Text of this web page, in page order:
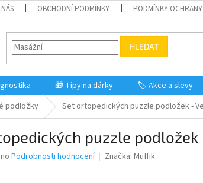
OBCHODNÍ PODMÍNKY PODMÍNKY OCHRANY
HLEDAT
🎁 Tipy na dárky 🏷️ Akce a slevy
podložky Set ortopedických puzzle podložek -
puzzle
Podrobnosti hodnocení Značka: Muffik